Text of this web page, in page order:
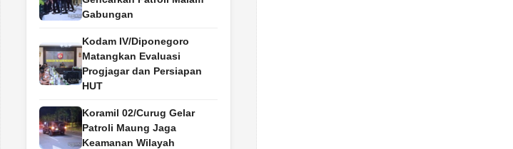
Gabungan
Kodam IV/Diponegoro
Matangkan Evaluasi
Progjagar dan Persiapan
HUT
Koramil 02/Curug Gelar
Patroli Maung Jaga
Keamanan Wilayah